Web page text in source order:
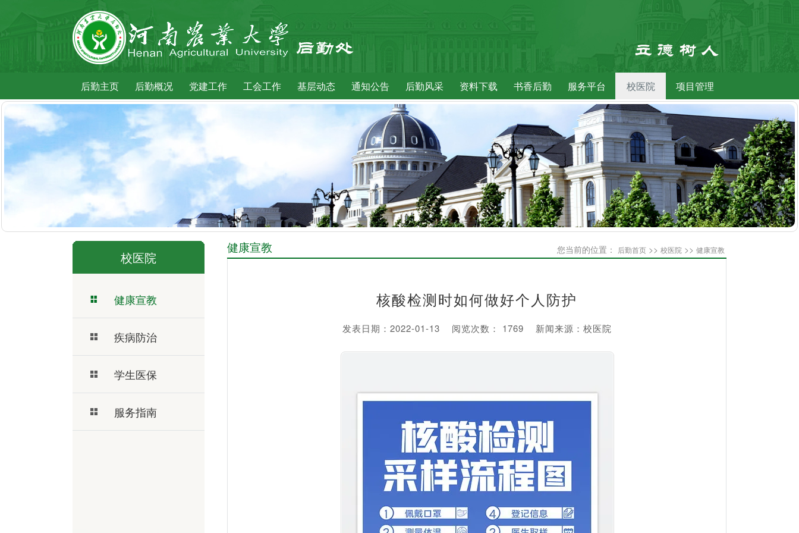
后勤主页 后勤概况 党建工作 工会工作 基层动态 通知公告 后勤风采 资料下载 书香后勤 服务平台 校医院 项目管理
校医院
健康宣教
疾病防治
学生医保
服务指南
您当前的位置： 后勤首页 >> 校医院 >> 健康宣教
健康宣教
核酸检测时如何做好个人防护
发表日期：2022-01-13 阅览次数： 1769 新闻来源：校医院